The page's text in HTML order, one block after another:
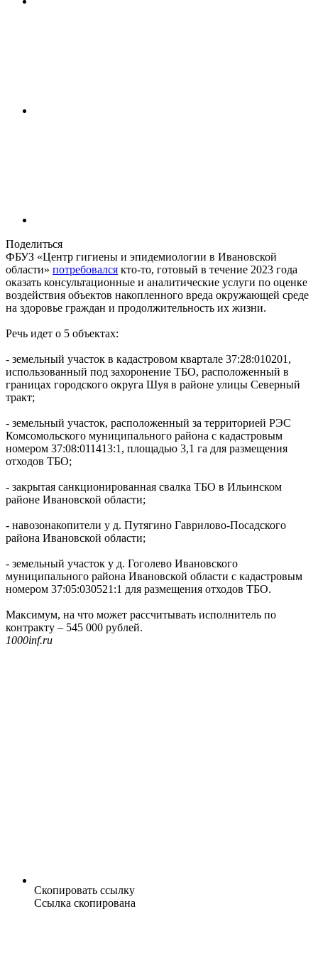
Поделиться
ФБУЗ «Центр гигиены и эпидемиологии в Ивановской
области» потребовался кто-то, готовый в течение 2023 года
оказать консультационные и аналитические услуги по оценке
воздействия объектов накопленного вреда окружающей среде
на здоровье граждан и продолжительность их жизни.
Речь идет о 5 объектах:
- земельный участок в кадастровом квартале 37:28:010201,
использованный под захоронение ТБО, расположенный в
границах городского округа Шуя в районе улицы Северный
тракт;
- земельный участок, расположенный за территорией РЭС
Комсомольского муниципального района с кадастровым
номером 37:08:011413:1, площадью 3,1 га для размещения
отходов ТБО;
- закрытая санкционированная свалка ТБО в Ильинском
районе Ивановской области;
- навозонакопители у д. Путягино Гаврилово-Посадского
района Ивановской области;
- земельный участок у д. Гоголево Ивановского
муниципального района Ивановской области с кадастровым
номером 37:05:030521:1 для размещения отходов ТБО.
Максимум, на что может рассчитывать исполнитель по
контракту – 545 000 рублей.
1000inf.ru
Скопировать ссылку
Ссылка скопирована